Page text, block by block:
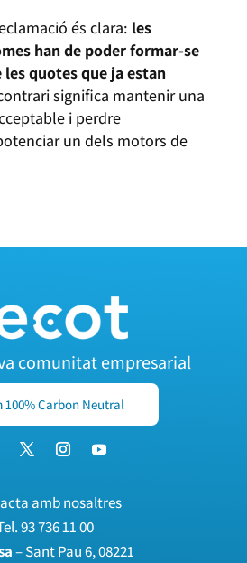
és clara: les
han de poder formar-se
quotes que ja estan
significa mantenir una
i perdre
un dels motors de
comunitat empresarial
100% Carbon Neutral
amb nosaltres
93 736 11 00
– Sant Pau 6, 08221